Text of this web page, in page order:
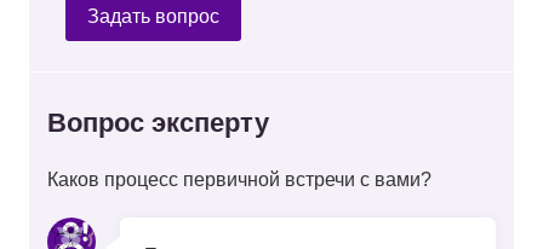
Задать вопрос
Вопрос эксперту
Каков процесс первичной встречи с вами?